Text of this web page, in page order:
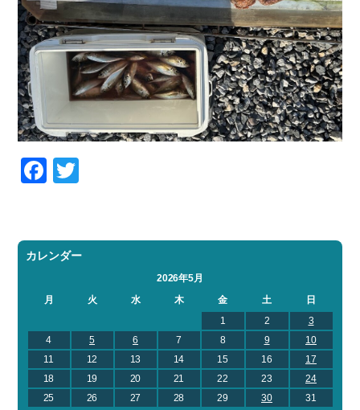
Facebook
カレンダー
2026年5月
月
火 水 木 金 土
日
1
2
3
4
5 6 7 8 9
10
11
12 13 14 15 16
17
18
19 20 21 22 23
24
25
26 27 28 29 30
31